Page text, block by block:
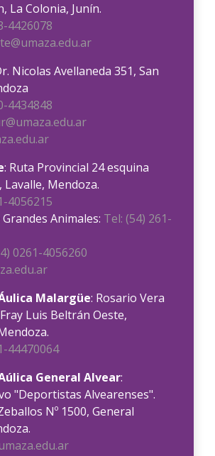
La Colonia, Junín.
4426078
Nicolas Avellaneda 351, San
4434848
: Ruta Provincial 24 esquina
Mendoza.
4056215
Animales: Tel: (54) 261-
0261-4056260
Malargüe: Rosario Vera
Luis Beltrán Oeste,
44470064
General Alvear:
"Deportistas Alvearenses".
Nº 1500, General